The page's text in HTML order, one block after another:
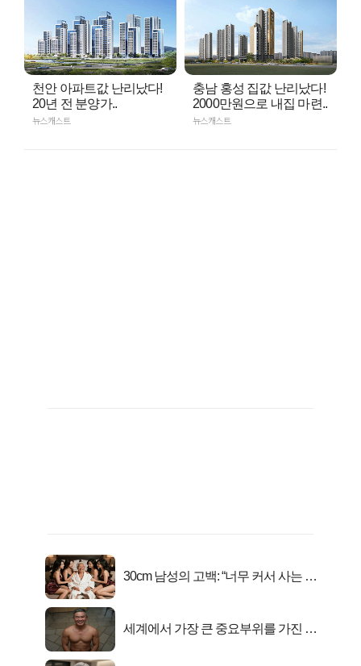
천안 아파트값 난리났다!
20년 전 분양가..
뉴스캐스트
충남 홍성 집값 난리났다!
2000만원으로 내집 마련..
뉴스캐스트
30cm 남성의 고백: “너무 커서 사는 게
세계에서 가장 큰 중요부위를 가진 남